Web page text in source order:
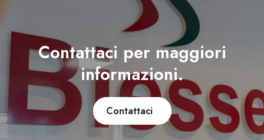
Contattaci per maggiori
informazioni.
Contattaci